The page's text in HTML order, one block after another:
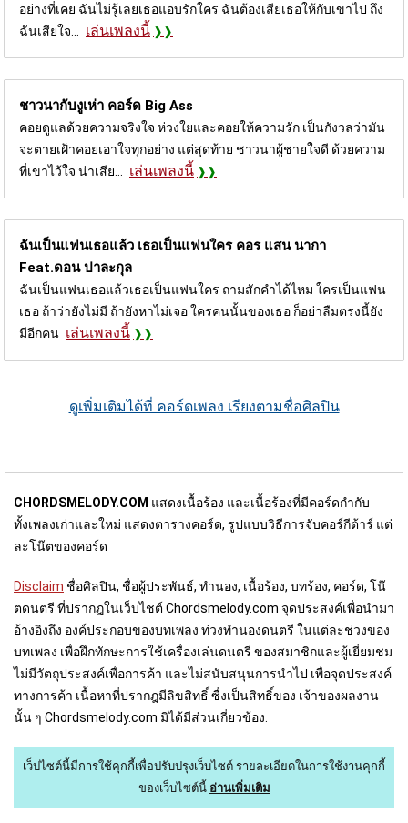
อย่างที่เคย ฉันไม่รู้เลยเธอแอบรักใคร ฉันต้องเสียเธอให้กับเขาไป ถึง
ฉันเสียใจ...
เล่นเพลงนี้
ชาวนากับงูเห่า คอร์ด Big Ass
คอยดูแลด้วยความจริงใจ ห่วงใยและคอยให้ความรัก เป็นกังวลว่ามัน
จะตายเฝ้าคอยเอาใจทุกอย่าง แต่สุดท้าย ชาวนาผู้ชายใจดี ด้วยความ
ที่เขาไว้ใจ น่าเสีย...
เล่นเพลงนี้
ฉันเป็นแฟนเธอแล้ว เธอเป็นแฟนใคร คอร แสน นากา
Feat.ดอน ปาละกุล
ฉันเป็นแฟนเธอแล้วเธอเป็นแฟนใคร ถามสักคำได้ไหม ใครเป็นแฟน
เธอ ถ้าว่ายังไม่มี ถ้ายังหาไม่เจอ ใครคนนั้นของเธอ ก็อย่าลืมตรงนี้ยัง
มีอีกคน เล่นเพลงนี้
ดูเพิ่มเติมได้ที่ คอร์ดเพลง เรียงตามชื่อศิลปิน
CHORDSMELODY.COM แสดงเนื้อร้อง และเนื้อร้องที่มีคอร์ดกำกับ
ทั้งเพลงเก่าและใหม่ แสดงตารางคอร์ด, รูปแบบวิธีการจับคอร์กีต้าร์ แต่
ละโน๊ตของคอร์ด
Disclaim ชื่อศิลปิน, ชื่อผู้ประพันธ์, ทำนอง, เนื้อร้อง, บทร้อง, คอร์ด, โน๊
ตดนตรี ที่ปรากฎในเว็บไชต์ Chordsmelody.com จุดประสงค์เพื่อนำมา
อ้างอิงถึง องค์ประกอบของบทเพลง ท่วงทำนองดนตรี ในแต่ละช่วงของ
บทเพลง เพื่อฝึกทักษะการใช้เครื่องเล่นดนตรี ของสมาชิกและผู้เยี่ยมชม
ไม่มีวัตถุประสงค์เพื่อการค้า และไม่สนับสนุนการนำไป เพื่อจุดประสงค์
ทางการค้า เนื้อหาที่ปรากฎมีลิขสิทธิ์ ซื่งเป็นสิทธิ์ของ เจ้าของผลงาน
นั้น ๆ Chordsmelody.com มิได้มีส่วนเกี่ยวข้อง.
เว็ปไซต์นี้มีการใช้คุกกี้เพื่อปรับปรุงเว็บไซต์ รายละเอียดในการใช้งานคุกกี้
ของเว็บไซต์นี้ อ่านเพิ่มเติม